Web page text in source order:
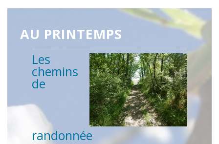
AU PRINTEMPS
Les
chemins
de
randonnée